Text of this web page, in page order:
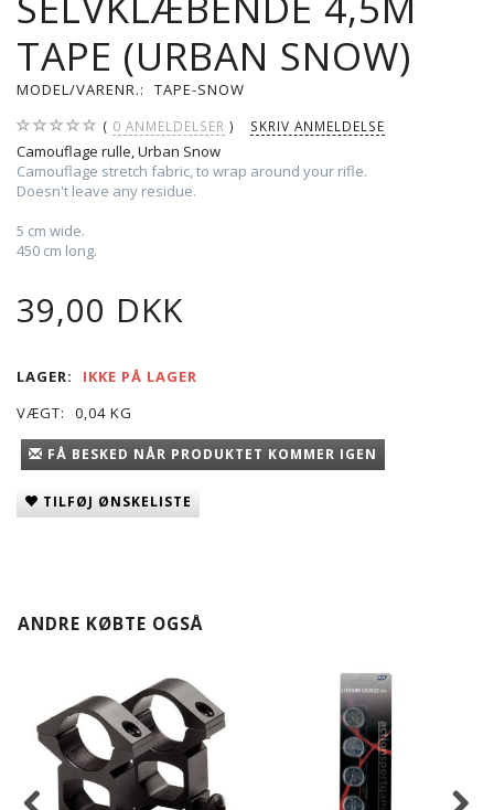
TAPE (URBAN SNOW)
MODEL/VARENR.: TAPE-SNOW
0 ANMELDELSER SKRIV ANMELDELSE
Camouflage rulle, Urban Snow
Camouflage stretch fabric, to wrap around your rifle.
Doesn't leave any residue.
5 cm wide.
450 cm long.
39,00 DKK
LAGER:
IKKE PÅ LAGER
VÆGT:
0,04 KG
FÅ BESKED NÅR PRODUKTET KOMMER IGEN
TILFØJ ØNSKELISTE
ANDRE KØBTE OGSÅ